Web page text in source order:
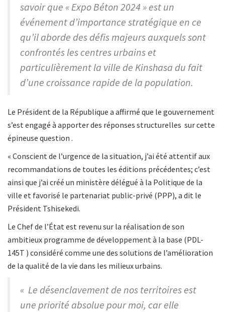
savoir que « Expo Béton 2024 » est un
événement d’importance stratégique en ce
qu’il aborde des défis majeurs auxquels sont
confrontés les centres urbains et
particulièrement la ville de Kinshasa du fait
d’une croissance rapide de la population.
Le Président de la République a affirmé que le gouvernement
s’est engagé à apporter des réponses structurelles sur cette
épineuse question .
« Conscient de l’urgence de la situation, j’ai été attentif aux
recommandations de toutes les éditions précédentes; c’est
ainsi que j’ai créé un ministère délégué à la Politique de la
ville et favorisé le partenariat public-privé (PPP), a dit le
Président Tshisekedi.
Le Chef de l’État est revenu sur la réalisation de son
ambitieux programme de développement à la base (PDL-
145T ) considéré comme une des solutions de l’amélioration
de la qualité de la vie dans les milieux urbains.
« Le désenclavement de nos territoires est
une priorité absolue pour moi, car elle